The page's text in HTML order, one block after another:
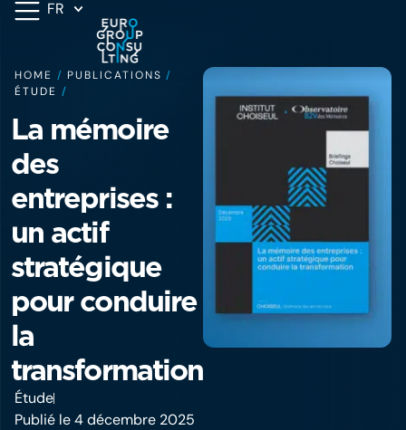
FR
HOME / PUBLICATIONS /
ÉTUDE /
La mémoire
des
entreprises :
un actif
stratégique
pour conduire
la
transformation
Étude
Publié le 4 décembre 2025